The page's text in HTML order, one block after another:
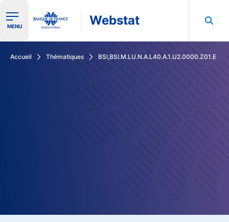
Ouvrir le menu de navigation
MENU Webstat
Accueil Thématiques BSI,BSI.M.LU.N.A.L40.A.1.U2.0000.Z01.E